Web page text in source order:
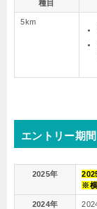
種目
5km
エントリー期間
2025年
※横
2024年